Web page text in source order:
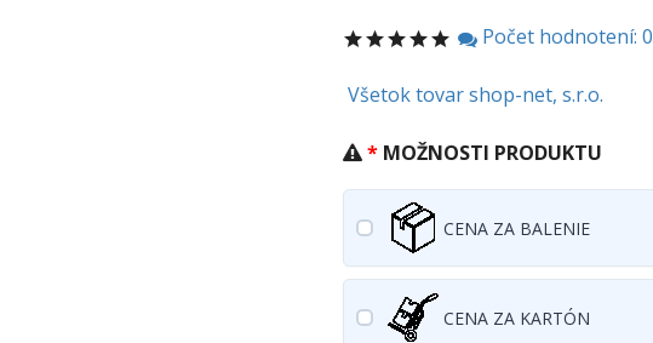
Počet hodnotení: 0
Všetok tovar shop-net, s.r.o.
MOŽNOSTI PRODUKTU
CENA ZA BALENIE
CENA ZA KARTÓN